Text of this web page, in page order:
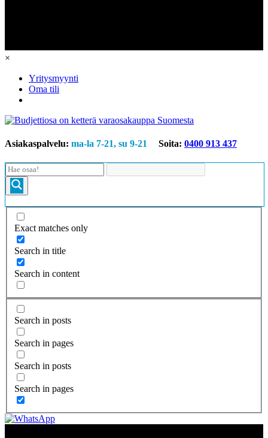
×
Yritysmyynti
Oma tili
Asiakaspalvelu: ma-la 7-21, su 9-21 Soita: 0400 913 437
Exact matches only
Search in title
Search in content
Search in posts
Search in pages
Search in posts
Search in pages